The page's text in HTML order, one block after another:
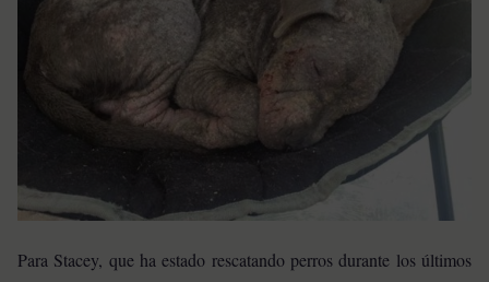
Para Stacey, que ha estado rescatando perros durante los últimos